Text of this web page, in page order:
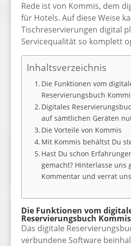
Rede ist von Kommis, dem
für Hotels. Auf diese Weise
Tischreservierungen digital
Servicequalität so komplett
Inhaltsverzeichnis
Die Funktionen vom
Reservierungsbuch
Digitales
auf sämtlichen Geräten
Die Vorteile von Kommis
Mit Kommis behältst Du
Hast Du schon
gemacht? Hinterlasse uns
Kommentar und verrat
Die Funktionen vom
Reservierungsbuch Kommis
Das digitale
verbundene Software